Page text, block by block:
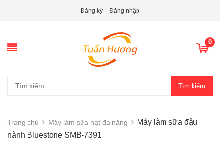
Đăng ký Đăng nhập
0
Tìm kiếm
Trang chủ Máy làm sữa hạt đa năng
Máy làm sữa đậu
nành Bluestone SMB-7391